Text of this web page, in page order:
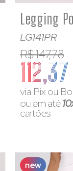
LG141PR
R$ 147,78
112,37
via Pix ou
ou em até
cartões
new